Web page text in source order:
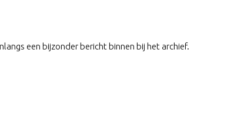
een bijzonder bericht binnen bij het archief.